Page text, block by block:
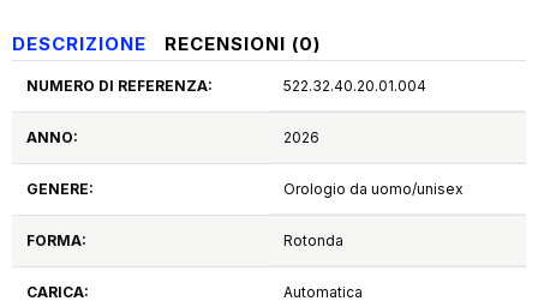
DESCRIZIONE RECENSIONI (0)
NUMERO DI REFERENZA: 522.32.40.20.01.004
ANNO: 2026
GENERE: Orologio da uomo/unisex
FORMA: Rotonda
CARICA: Automatica